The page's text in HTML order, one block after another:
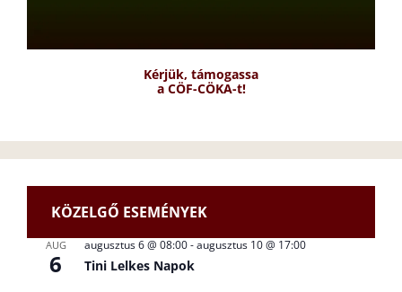
Kérjük, támogassa
a CÖF-CÖKA-t!
KÖZELGŐ ESEMÉNYEK
AUG
6
augusztus 6 @ 08:00-augusztus 10 @ 17:00
Tini Lelkes Napok